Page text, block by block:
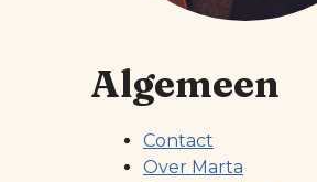
Algemeen
Contact
Over Marta